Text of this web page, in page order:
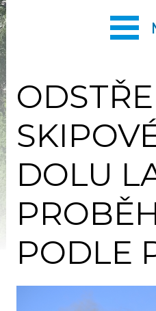
DOLU
PODLE